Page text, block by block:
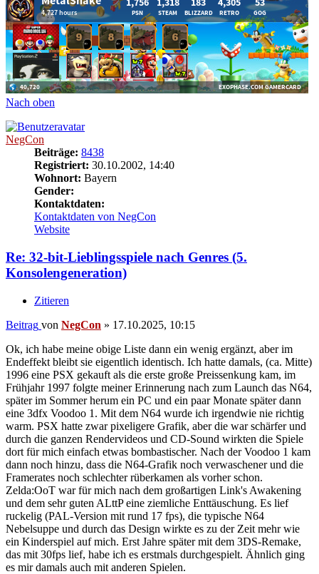
Nach oben
NegCon
Beiträge: 8438
Registriert: 30.10.2002, 14:40
Wohnort: Bayern
Gender:
Kontaktdaten:
Kontaktdaten von NegCon
Website
Re: 32-bit-Lieblingsspiele nach Genres (5.
Konsolengeneration)
Zitieren
Beitrag von NegCon » 17.10.2025, 10:15
Ok, ich habe meine obige Liste dann ein wenig ergänzt, aber im
Endeffekt bleibt sie eigentlich identisch. Ich hatte damals, (ca. Mitte)
1996 eine PSX gekauft als die erste große Preissenkung kam, im
Frühjahr 1997 folgte meiner Erinnerung nach zum Launch das N64,
später im Sommer herum ein PC und ein paar Monate später dann
eine 3dfx Voodoo 1. Mit dem N64 wurde ich irgendwie nie richtig
warm. PSX hatte zwar pixeligere Grafik, aber die war schärfer und
durch die ganzen Rendervideos und CD-Sound wirkten die Spiele
dort für mich einfach etwas bombastischer. Nach der Voodoo 1 kam
dann noch hinzu, dass die N64-Grafik noch verwaschener und die
Framerates noch schlechter rüberkamen als vorher schon.
Zelda:OoT war für mich nach dem großartigen Link's Awakening
und dem sehr guten ALttP eine ziemliche Enttäuschung. Es lief
ruckelig (PAL-Version mit rund 17 fps), die typische N64
Nebelsuppe und durch das Design wirkte es zu der Zeit mehr wie
ein Kinderspiel auf mich. Erst Jahre später mit dem 3DS-Remake,
das mit 30fps lief, habe ich es erstmals durchgespielt. Ähnlich ging
es mir damals auch mit anderen Spielen.